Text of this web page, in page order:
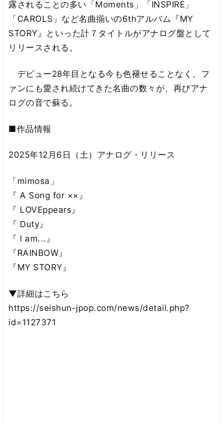
露されることの多い「Moments」「INSPIRE」
「CAROLS」など名曲揃いの6thアルバム『MY
STORY』といった計７タイトルがアナログ盤として
リリースされる。
デビュー28年目となる今も色褪せることなく、フ
ァンにも愛され続けてきた名曲の数々が、再びアナ
ログの音で蘇る。
■作品情報
2025年12月6日（土）アナログ・リリース
「mimosa」
『 A Song for ××』
『 LOVEppears』
『 Duty』
『 I am...』
『RAINBOW』
『MY STORY』
▼詳細はこちら
https://seishun-jpop.com/news/detail.php?
id=1127371